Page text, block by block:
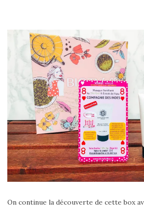
On continue la découverte de cette box